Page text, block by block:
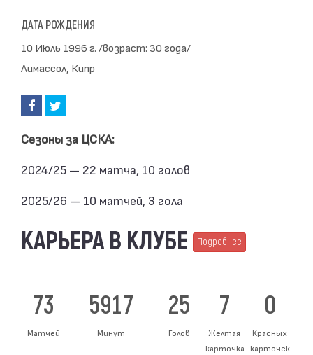
ДАТА РОЖДЕНИЯ
10 Июль 1996 г. /возраст: 30 года/
Лимассол, Кипр
Сезоны за ЦСКА:
2024/25 — 22 матча, 10 голов
2025/26 — 10 матчей, 3 гола
КАРЬЕРА В КЛУБЕ Подробнее
73
Матчей
5917
Минут
25
Голов
7
Желтая
карточка
0
Красных
карточек